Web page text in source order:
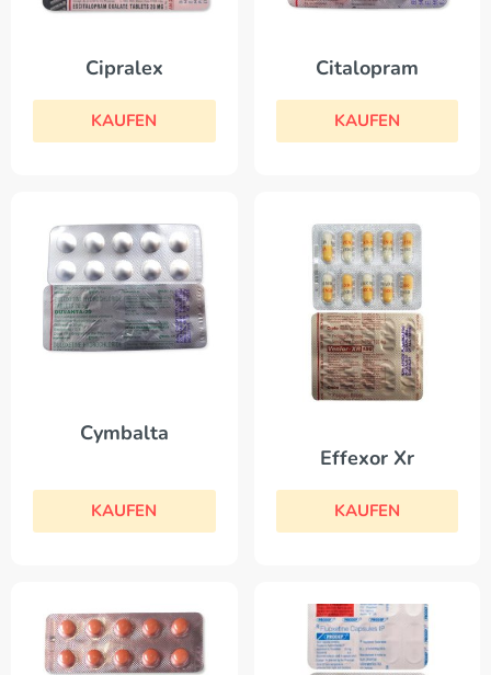
Cipralex
KAUFEN
Citalopram
KAUFEN
Cymbalta
KAUFEN
Effexor Xr
KAUFEN